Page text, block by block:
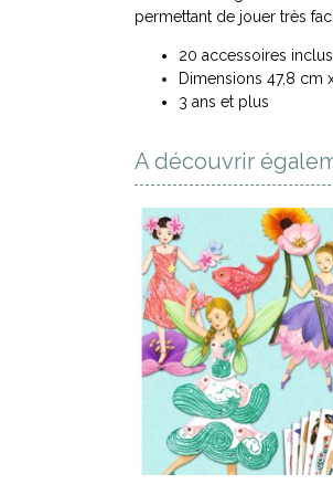
permettant de jouer très
20 accessoires inclus
Dimensions 47,8 cm
3 ans et plus
A découvrir